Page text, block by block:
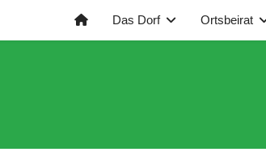
Das Dorf Ortsbeirat